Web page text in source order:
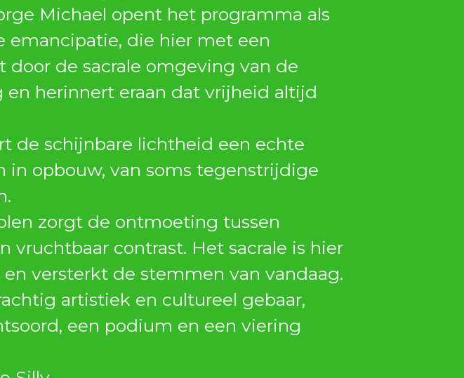
Michael opent het programma als
emancipatie, die hier met een
de sacrale omgeving van de
herinnert eraan dat vrijheid altijd
de schijnbare lichtheid een echte
opbouw, van soms tegenstrijdige
zorgt de ontmoeting tussen
vruchtbaar contrast. Het sacrale is hier
versterkt de stemmen van vandaag.
artistiek en cultureel gebaar,
een podium en een viering